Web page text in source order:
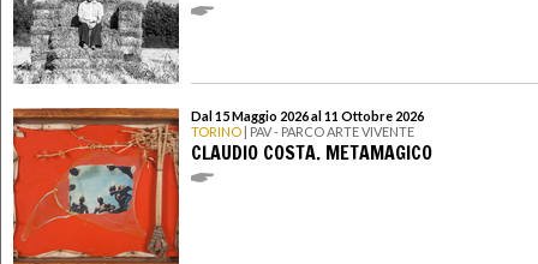
Dal 15 Maggio 2026 al 11 Ottobre 2026
TORINO | PAV - PARCO ARTE VIVENTE
CLAUDIO COSTA. METAMAGICO